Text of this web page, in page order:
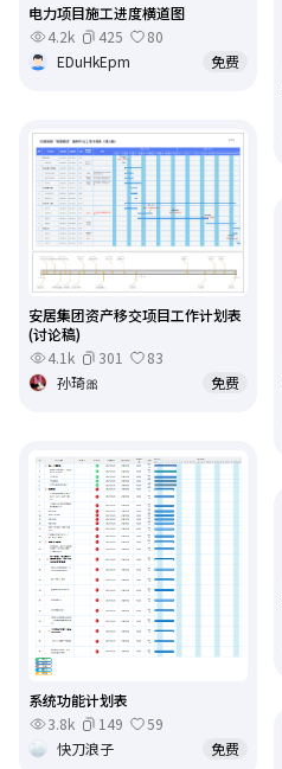
电力项目施工进度横道图
4.2k
425
80
EDuHkEpm
免费
安居集团资产移交项目工作计划表
(讨论稿)
4.1k
301
83
孙琦🎀
免费
系统功能计划表
3.8k
149
59
快刀浪子
免费